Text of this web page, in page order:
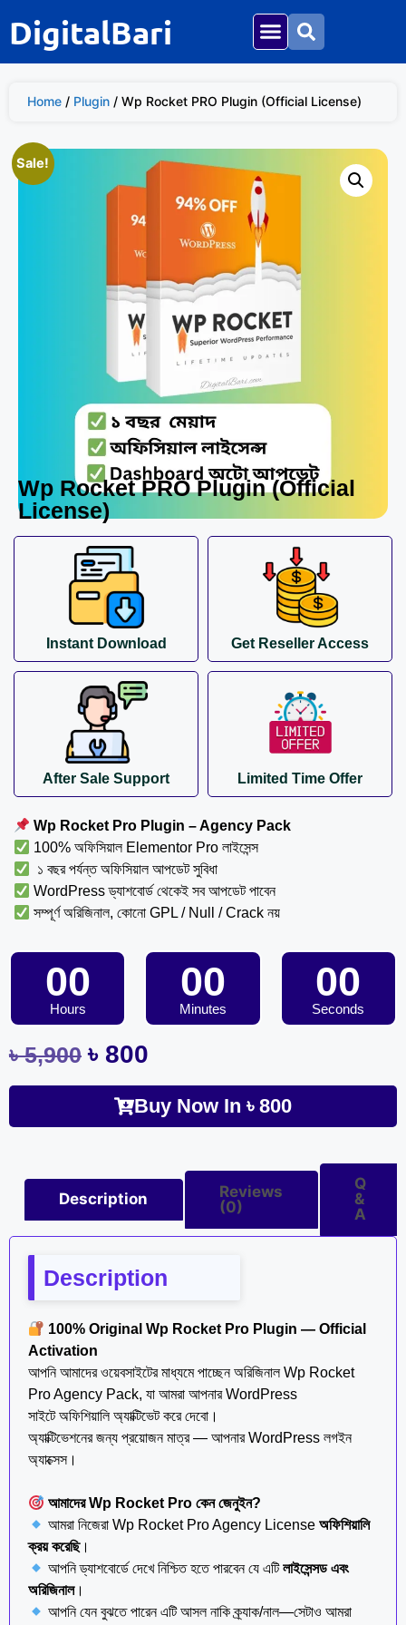
DigitalBari
Home / Plugin / Wp Rocket PRO Plugin (Official License)
Sale!
Wp Rocket PRO Plugin (Official
License)
Instant Download Get Reseller Access
After Sale Support Limited Time Offer
Wp Rocket Pro Plugin – Agency Pack
100% অফিসিয়াল Elementor Pro লাইসেন্স
১ বছর পর্যন্ত অফিসিয়াল আপডেট সুবিধা
WordPress ড্যাশবোর্ড থেকেই সব আপডেট পাবেন
সম্পূর্ণ অরিজিনাল, কোনো GPL / Null / Crack নয়
00
Hours
00
Minutes
00
Seconds
৳5,900 ৳ 800
Buy Now In৳ 800
Description
Reviews
(0)
Q
&
A
Description
100% Original Wp Rocket Pro Plugin — Official
Activation
আপনি আমাদের ওয়েবসাইটের মাধ্যমে পাচ্ছেন অরিজিনাল Wp Rocket
Pro Agency Pack, যা আমরা আপনার WordPress
সাইটে অফিশিয়ালি অ্যাক্টিভেট করে দেবো।
অ্যাক্টিভেশনের জন্য প্রয়োজন মাত্র — আপনার WordPress লগইন
অ্যাক্সেস।
আমাদের Wp Rocket Pro কেন জেনুইন?
আমরা নিজেরা Wp Rocket Pro Agency Licenseঅফিশিয়ালি
ক্রয় করেছি।
আপনি ড্যাশবোর্ডে দেখে নিশ্চিত হতে পারবেন যে এটিলাইসেন্সড এবং
অরিজিনাল।
আপনি যেন বুঝতে পারেন এটি আসল নাকি ক্র্যাক/নাল—সেটাও আমরা